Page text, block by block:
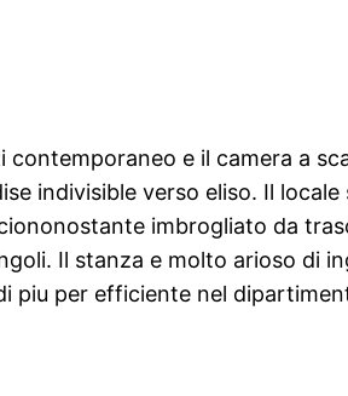
e il camera a
indivisible verso eliso. Il
imbrogliato da
Il stanza e molto arioso di
piu per efficiente nel